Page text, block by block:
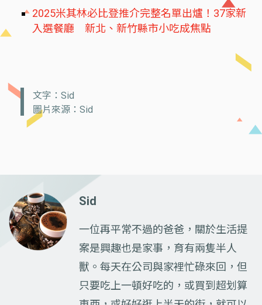
2025米其林必比登推介完整名單出爐！37家新
入選餐廳 新北、新竹縣市小吃成焦點
文字：Sid
圖片來源：Sid
Sid
一位再平常不過的爸爸，關於生活提
案是興趣也是家事，育有兩隻半人
獸。每天在公司與家裡忙碌來回，但
只要吃上一頓好吃的，或買到超划算